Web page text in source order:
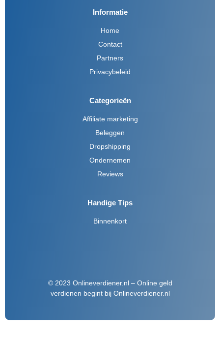
Informatie
Home
Contact
Partners
Privacybeleid
Categorieën
Affiliate marketing
Beleggen
Dropshipping
Ondernemen
Reviews
Handige Tips
Binnenkort
© 2023 Onlineverdiener.nl – Online geld
verdienen begint bij Onlineverdiener.nl